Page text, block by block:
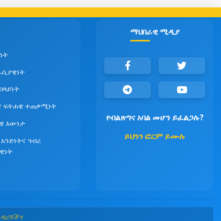
ፍትሐዊ ተጠቃሚነት
እውነታ
ኅብረ
ማህበራዊ ሚዲያ
የብልጽግና አባል መሆን ይፈልጋሉ?
ይህንን ፎርም ይሙሉ